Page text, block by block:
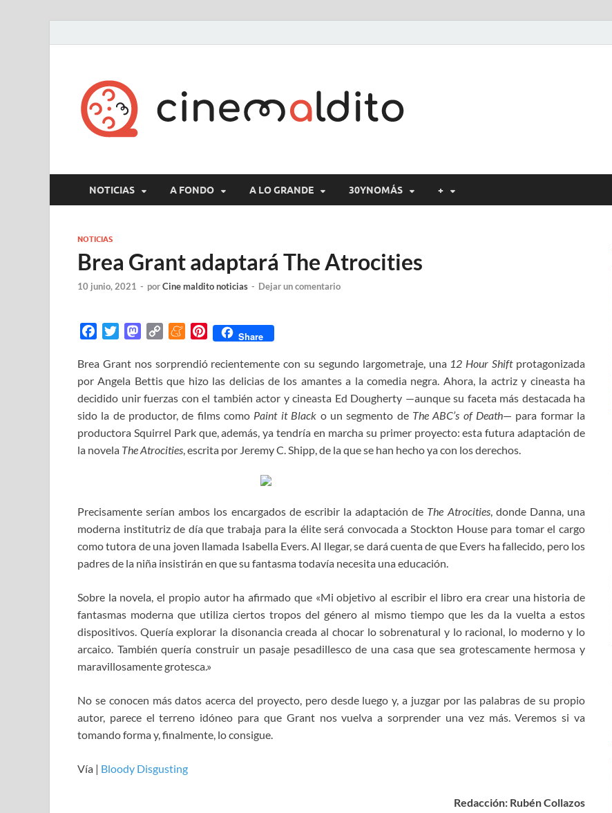
NOTICIAS A FONDO A LO GRANDE 30YNOMÁS +
NOTICIAS
Brea Grant adaptará The Atrocities
10 junio, 2021 - porCine maldito noticias - Dejar un comentario
c
e
b
o
o
k
i
t
t
e
r
M
s
t
o
d
o
n
p
y
L
i
n
k
M
n
e
a
m
e
P
n
t
e
r
e
s
Share
Brea Grant nos sorprendió recientemente con su segundo largometraje, una 12 Hour Shiftprotagonizada
por Angela Bettis que hizo las delicias de los amantes a la comedia negra. Ahora, la actriz y cineasta ha
decidido unir fuerzas con el también actor y cineasta Ed Dougherty —aunque su faceta más destacada ha
sido la de productor, de films como Paint it Black o un segmento de The ABC’s of Death— para formar la
productora Squirrel Park que, además, ya tendría en marcha su primer proyecto: esta futura adaptación de
la novela The Atrocities, escrita por Jeremy C. Shipp, de la que se han hecho ya con los derechos.
Precisamente serían ambos los encargados de escribir la adaptación de The Atrocities, donde Danna, una
moderna institutriz de día que trabaja para la élite será convocada a Stockton House para tomar el cargo
como tutora de una joven llamada Isabella Evers. Al llegar, se dará cuenta de que Evers ha fallecido, pero los
padres de la niña insistirán en que su fantasma todavía necesita una educación.
Sobre la novela, el propio autor ha afirmado que «Mi objetivo al escribir el libro era crear una historia de
fantasmas moderna que utiliza ciertos tropos del género al mismo tiempo que les da la vuelta a estos
dispositivos. Quería explorar la disonancia creada al chocar lo sobrenatural y lo racional, lo moderno y lo
arcaico. También quería construir un pasaje pesadillesco de una casa que sea grotescamente hermosa y
maravillosamente grotesca.»
No se conocen más datos acerca del proyecto, pero desde luego y, a juzgar por las palabras de su propio
autor, parece el terreno idóneo para que Grant nos vuelva a sorprender una vez más. Veremos si va
tomando forma y, finalmente, lo consigue.
Vía | Bloody Disgusting
Redacción: Rubén Collazos